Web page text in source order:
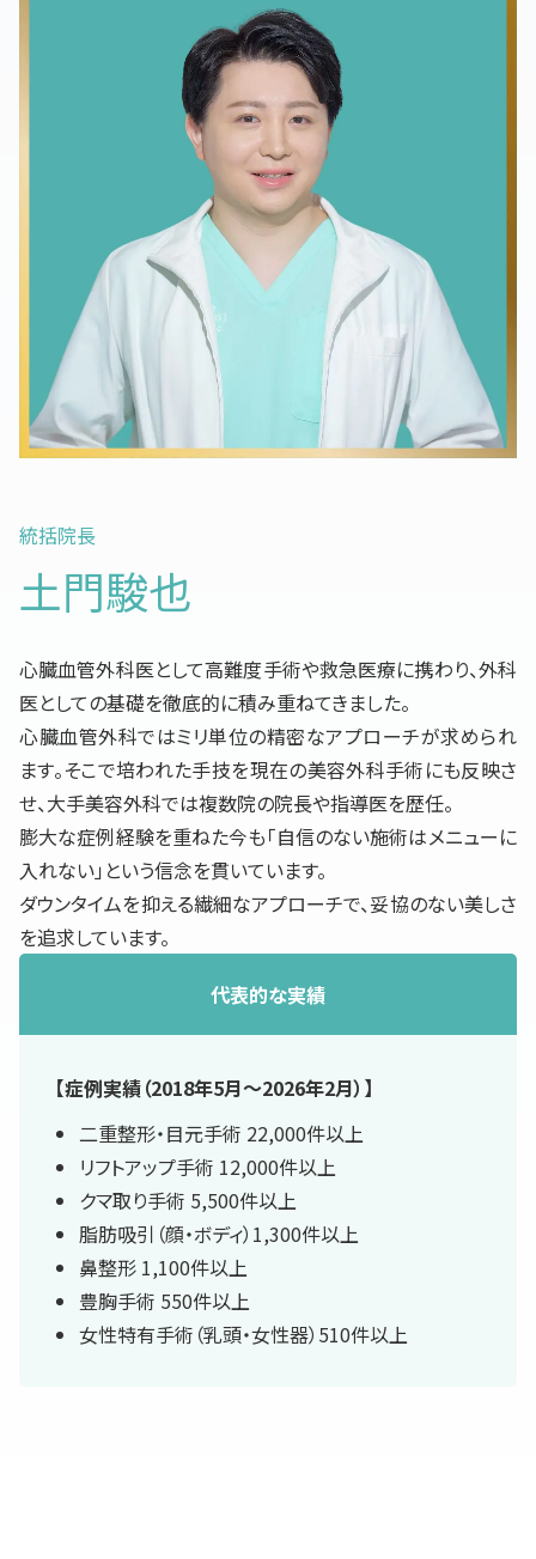
統括院長
土門駿也
心臓血管外科医として高難度手術や救急医療に携わり、外科
医としての基礎を徹底的に積み重ねてきました。
心臓血管外科ではミリ単位の精密なアプローチが求められ
ます。そこで培われた手技を現在の美容外科手術にも反映さ
せ、大手美容外科では複数院の院長や指導医を歴任。
膨大な症例経験を重ねた今も「自信のない施術はメニューに
入れない」という信念を貫いています。
ダウンタイムを抑える繊細なアプローチで、妥協のない美しさ
を追求しています。
代表的な実績
【症例実績（2018年5月〜2026年2月）】
二重整形・目元手術 22,000件以上
リフトアップ手術 12,000件以上
クマ取り手術 5,500件以上
脂肪吸引（顔・ボディ）1,300件以上
鼻整形 1,100件以上
豊胸手術 550件以上
女性特有手術（乳頭・女性器）510件以上